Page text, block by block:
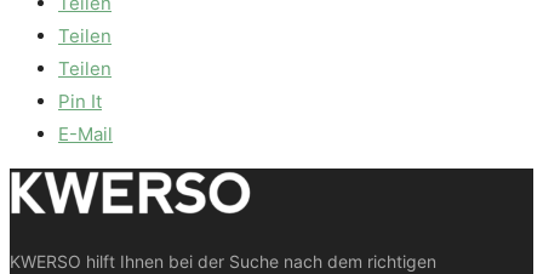
Teilen
Teilen
Pin It
E-Mail
KWERSO hilft Ihnen bei der Suche nach dem richtigen